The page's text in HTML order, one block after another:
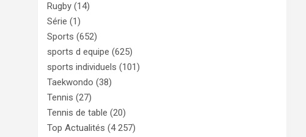
Rugby (14)
Série (1)
Sports (652)
sports d equipe (625)
sports individuels (101)
Taekwondo (38)
Tennis (27)
Tennis de table (20)
Top Actualités (4 257)